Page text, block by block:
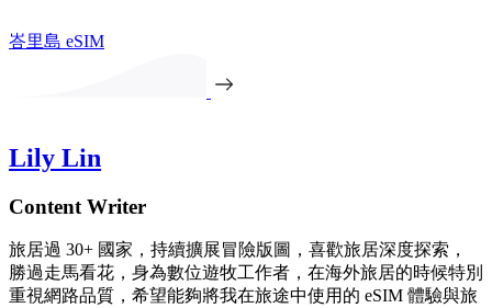
峇里島 eSIM
Lily Lin
Content Writer
旅居過 30+ 國家，持續擴展冒險版圖，喜歡旅居深度探索，
勝過走馬看花，身為數位遊牧工作者，在海外旅居的時候特別
重視網路品質，希望能夠將我在旅途中使用的 eSIM 體驗與旅